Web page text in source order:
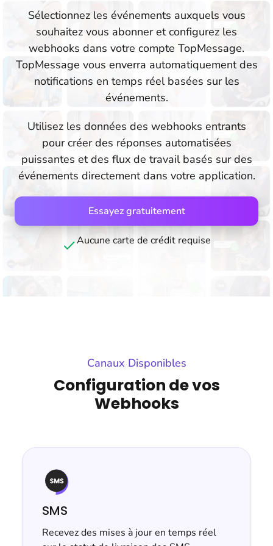
Sélectionnez les événements auxquels vous
souhaitez vous abonner et configurez les
webhooks dans votre compte TopMessage.
TopMessage vous enverra automatiquement des
notifications en temps réel basées sur les
événements.
Utilisez les données des webhooks entrants
pour créer des réponses automatisées
puissantes et des flux de travail basés sur des
événements directement dans votre application.
Essayez gratuitement
Aucune carte de crédit requise
Canaux Disponibles
Configuration de vos
Webhooks
SMS
Recevez des mises à jour en temps réel